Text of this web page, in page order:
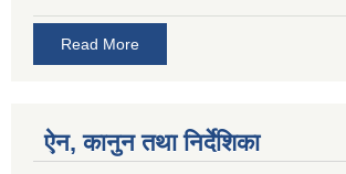
Read More
ऐन, कानुन तथा निर्देशिका